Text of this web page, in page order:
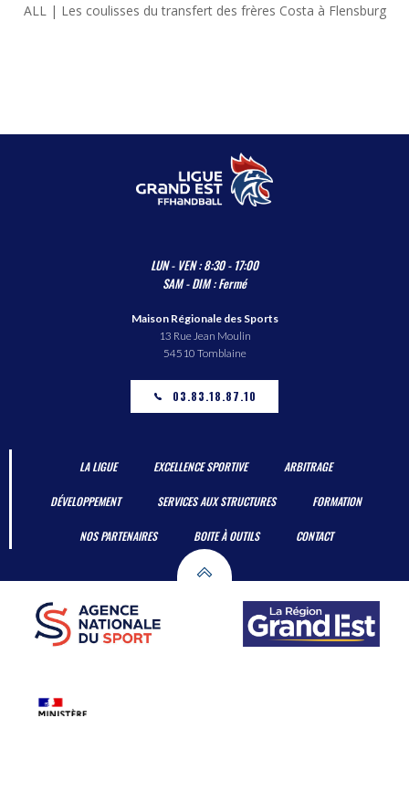
ALL | Les coulisses du transfert des frères Costa à Flensburg
LUN - VEN : 8:30 - 17:00
SAM - DIM : Fermé
Maison Régionale des Sports
13 Rue Jean Moulin
54510 Tomblaine
03.83.18.87.10
LA LIGUE EXCELLENCE SPORTIVE ARBITRAGE
DÉVELOPPEMENT SERVICES AUX STRUCTURES FORMATION
NOS PARTENAIRES BOITE À OUTILS CONTACT